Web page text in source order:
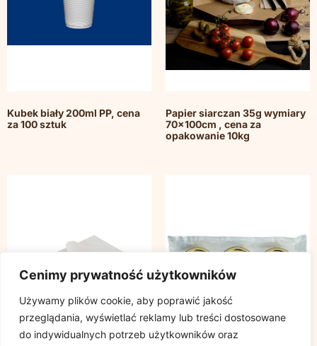
Cenimy prywatność użytkowników
Używamy plików cookie, aby poprawić jakość
przeglądania, wyświetlać reklamy lub treści dostosowane
do indywidualnych potrzeb użytkowników oraz
Kubek biały 200ml PP, cena
za 100 sztuk
Papier siarczan 35g wymiary
70x100cm , cena za
opakowanie 10kg